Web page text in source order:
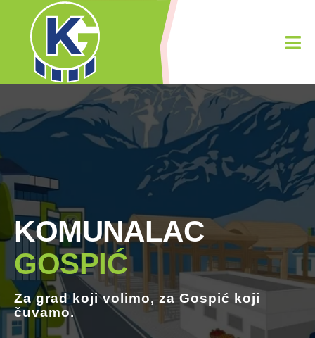
KOMUNALAC
GOSPIĆ
Za grad kojivolimo, za Gospić koji
čuvamo.